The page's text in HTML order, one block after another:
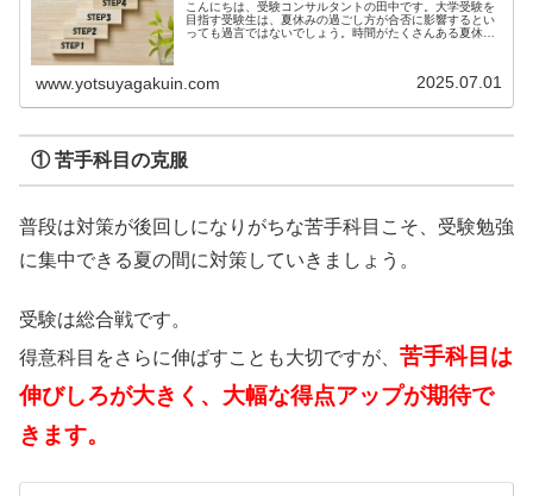
こんにちは、受験コンサルタントの田中です。大学受験を
目指す受験生は、夏休みの過ごし方が合否に影響するとい
っても過言ではないでしょう。時間がたくさんある夏休み
www.yotsuyagakuin.com 2025.07.01
① 苦手科目の克服
普段は対策が後回しになりがちな苦手科目こそ、受験勉強
に集中できる夏の間に対策していきましょう。
受験は総合戦です。
得意科目をさらに伸ばすことも大切ですが、 苦手科目は
伸びしろが大きく、大幅な得点アップが期待で
きます。